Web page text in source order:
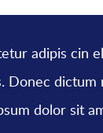
adipis cin
Donec
dolor sit